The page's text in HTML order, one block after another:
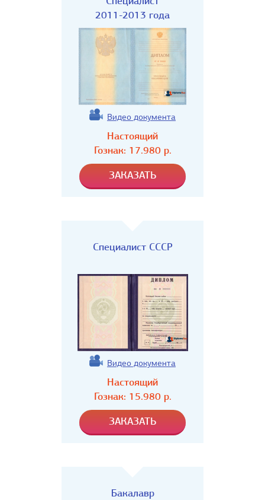
2011-2013 года
Видео документа
Настоящий
Гознак: 17.980р.
Специалист СССР
Видео документа
Настоящий
Гознак: 15.980р.
Бакалавр